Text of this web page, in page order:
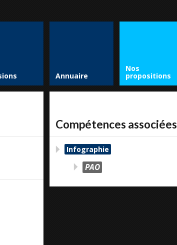
Annuaire
Nos
propositions
Compétences associées
Infographie
PAO